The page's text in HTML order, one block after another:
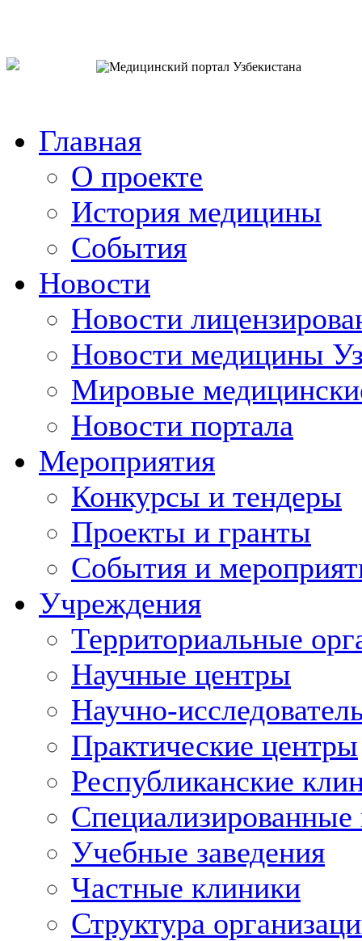
Главная
О проекте
История медицины
События
Новости
Новости
Новости медицины
Мировые
Новости портала
Мероприятия
Конкурсы и тендеры
Проекты и гранты
События и
Учреждения
Территориальные
Научные центры
Научно-
Практические центры
Республиканские
Учебные заведения
Частные клиники
Структура